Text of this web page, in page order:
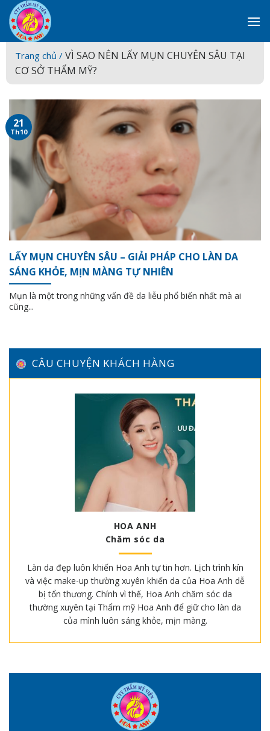
Skip
to
content
Trang chủ / VÌ SAO NÊN LẤY MỤN CHUYÊN SÂU TẠI
CƠ SỞ THẨM MỸ?
LẤY MỤN CHUYÊN SÂU – GIẢI PHÁP CHO LÀN DA
SÁNG KHỎE, MỊN MÀNG TỰ NHIÊN
Mụn là một trong những vấn đề da liễu phổ biến nhất mà ai
cũng...
21
Th10
CÂU CHUYỆN KHÁCH HÀNG
HOA ANH
Chăm sóc da
Làn da đẹp luôn khiến Hoa Anh tự tin hơn. Lịch trình kín
và việc make-up thường xuyên khiến da của Hoa Anh dễ
bị tổn thương. Chính vì thế, Hoa Anh chăm sóc da
thường xuyên tại Thẩm mỹ Hoa Anh để giữ cho làn da
của mình luôn sáng khỏe, mịn màng.